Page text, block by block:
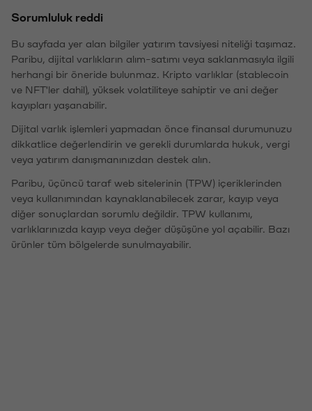
Sorumluluk reddi
Bu sayfada yer alan bilgiler yatırım tavsiyesi niteliği taşımaz.
Paribu, dijital varlıkların alım-satımı veya saklanmasıyla ilgili
herhangi bir öneride bulunmaz. Kripto varlıklar (stablecoin
ve NFT'ler dahil), yüksek volatiliteye sahiptir ve ani değer
kayıpları yaşanabilir.
Dijital varlık işlemleri yapmadan önce finansal durumunuzu
dikkatlice değerlendirin ve gerekli durumlarda hukuk, vergi
veya yatırım danışmanınızdan destek alın.
Paribu, üçüncü taraf web sitelerinin (TPW) içeriklerinden
veya kullanımından kaynaklanabilecek zarar, kayıp veya
diğer sonuçlardan sorumlu değildir. TPW kullanımı,
varlıklarınızda kayıp veya değer düşüşüne yol açabilir. Bazı
ürünler tüm bölgelerde sunulmayabilir.